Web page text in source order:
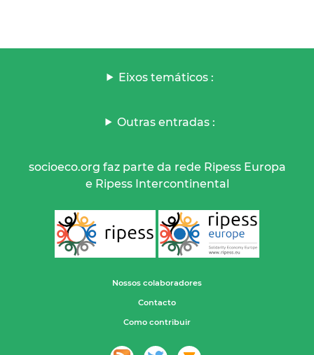
Eixos temáticos :
Outras entradas :
socioeco.org faz parte da rede Ripess Europa
e Ripess Intercontinental
Nossos colaboradores
Contacto
Como contribuir